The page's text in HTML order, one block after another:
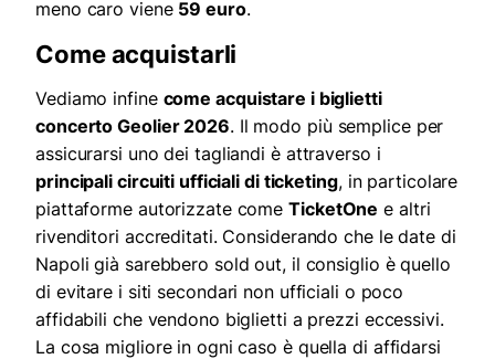
meno caro viene 59 euro.
Come acquistarli
Vediamo infine come acquistare i biglietti
concerto Geolier 2026. Il modo più semplice per
assicurarsi uno dei tagliandi è attraverso i
principali circuiti ufficiali di ticketing, in particolare
piattaforme autorizzate comeTicketOne e altri
rivenditori accreditati. Considerando che le date di
Napoli già sarebbero sold out, il consiglio è quello
di evitare i siti secondari non ufficiali o poco
affidabili che vendono biglietti a prezzi eccessivi.
La cosa migliore in ogni caso è quella di affidarsi